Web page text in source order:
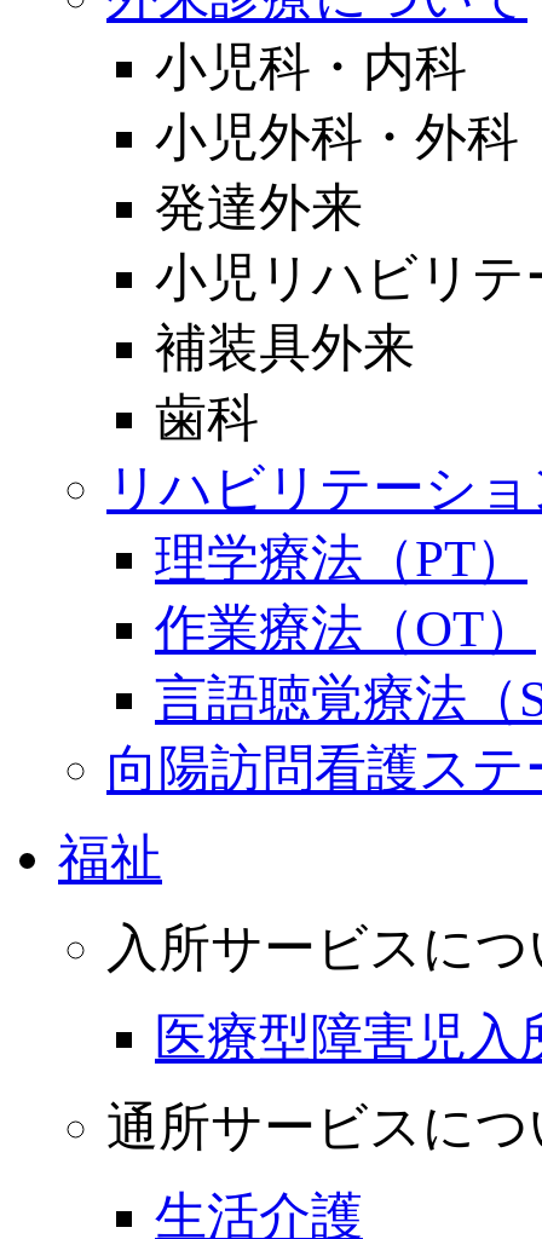
小児科・内科
小児外科・外科
発達外来
小児リハビリ
補装具外来
歯科
リハビリテーシ
理学療法（PT）
作業療法（OT）
言語聴覚療法（
向陽訪問看護ス
福祉
入所サービスに
医療型障害児入
通所サービスに
生活介護